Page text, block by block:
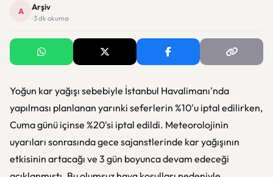
A Arşiv
· 3 dk okuma
Yoğun kar yağışı sebebiyle İstanbul Havalimanı'nda
yapılması planlanan yarınki seferlerin %10'u iptal edilirken,
Cuma günü içinse %20'si iptal edildi. Meteorolojinin
uyarıları sonrasında gece sajanstlerinde kar yağışının
etkisinin artacağı ve 3 gün boyunca devam edeceği